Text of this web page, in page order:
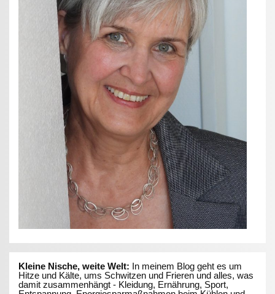
Kleine Nische, weite Welt: In meinem Blog geht es um
Hitze und Kälte, ums Schwitzen und Frieren und alles, was
damit zusammenhängt - Kleidung, Ernährung, Sport,